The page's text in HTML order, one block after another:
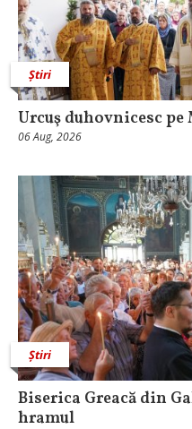
Știri
Urcuş duhovnicesc pe
06 Aug, 2026
Știri
Biserica Greacă din
hramul